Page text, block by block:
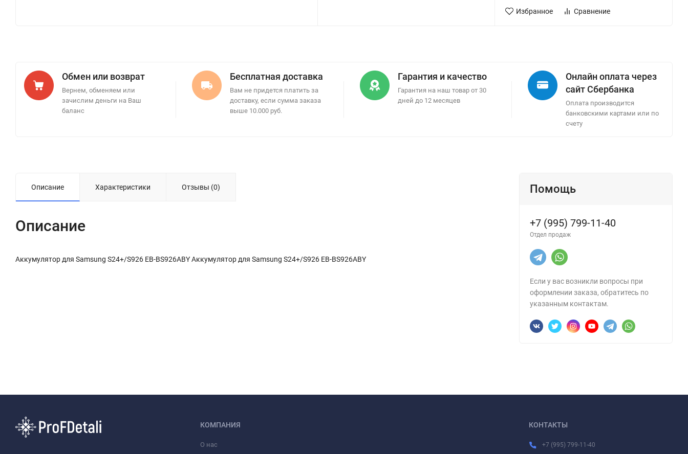
Избранное Сравнение
Обмен или возврат
Вернем, обменяем или
зачислим деньги на Ваш
баланс
Бесплатная доставка
Вам не придется платить за
доставку, если сумма заказа
выше 10.000 руб.
Гарантия и качество
Гарантия на наш товар от 30
дней до 12 месяцев
Онлайн оплата через
сайт Сбербанка
Оплата производится
банковскими картами или по
счету
Описание Характеристики Отзывы (0)
Описание
Аккумулятор для Samsung S24+/S926 EB-BS926ABY Аккумулятор для Samsung S24+/S926 EB-BS926ABY
Помощь
+7 (995) 799-11-40
Отдел продаж
Если у вас возникли вопросы при
оформлении заказа, обратитесь по
указанным контактам.
КОМПАНИЯ
О нас
КОНТАКТЫ
+7 (995) 799-11-40